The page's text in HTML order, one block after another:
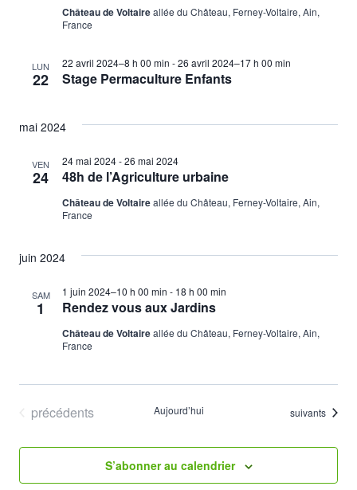
Château de Voltaireallée du Château, Ferney-Voltaire, Ain,
France
LUN
22 Stage Permaculture Enfants
22 avril 2024–8 h 00 min -26 avril 2024–17 h 00 min
mai 2024
VEN
24 48h de l’Agriculture urbaine
24 mai 2024-26 mai 2024
Château de Voltaireallée du Château, Ferney-Voltaire, Ain,
France
juin 2024
SAM
1 Rendez vous aux Jardins
1 juin 2024–10 h 00 min - 18 h 00 min
Château de Voltaireallée du Château, Ferney-Voltaire, Ain,
France
Évènements
précédents Aujourd’hui Évènements
suivants
S’abonner au calendrier